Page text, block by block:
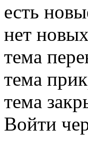
есть
нет
тема
тема
тема
Войти